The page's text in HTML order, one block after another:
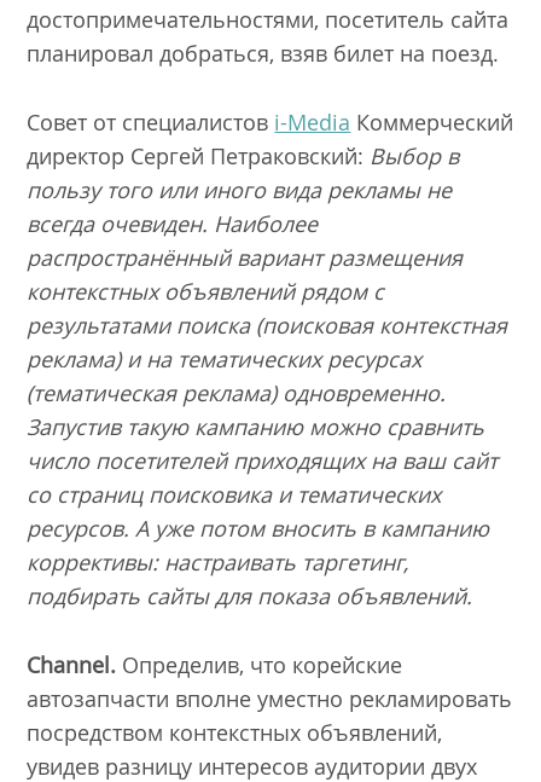
достопримечательностями, посетитель сайта
планировал добраться, взяв билет на поезд.
Совет от специалистов i-Media Коммерческий
директор Сергей Петраковский: Выбор в
пользу того или иного вида рекламы не
всегда очевиден. Наиболее
распространённый вариант размещения
контекстных объявлений рядом с
результатами поиска (поисковая контекстная
реклама) и на тематических ресурсах
(тематическая реклама) одновременно.
Запустив такую кампанию можно сравнить
число посетителей приходящих на ваш сайт
со страниц поисковика и тематических
ресурсов. А уже потом вносить в кампанию
коррективы: настраивать таргетинг,
подбирать сайты для показа объявлений.
Channel. Определив, что корейские
автозапчасти вполне уместно рекламировать
посредством контекстных объявлений,
увидев разницу интересов аудитории двух